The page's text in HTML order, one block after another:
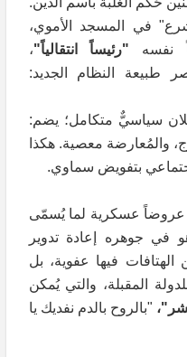
في المسجد الأموي،
نفسه "رئيساً انتقالياً"،
طبيعة النظام الجديد:
سياسيٌّ متكامل؛ يضم:
والمُعارضة معصية. هكذا
بتفويض سماوي.
عسكرية لما يُسمّى
في جوهره إعادة تدوير
فيها عفوية، بل
المقبلة، والتي يُمكن
"بالروح بالدم نفديك يا